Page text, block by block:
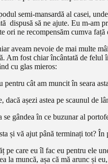
semi-mansardă al casei,
dispusă să ne ajute. Eu m-am
ori ne recompensăm cumva
aveam nevoie de mai multe
Am fost chiar încântată de felul
cu glas mieros:
cât am muncit în seara
așezi astea pe scaunul de
gândea în ce buzunar al
și vă ajut până terminați tot?
pe care eu îl fac eu pentru ele
la muncă, așa că mă arunc și